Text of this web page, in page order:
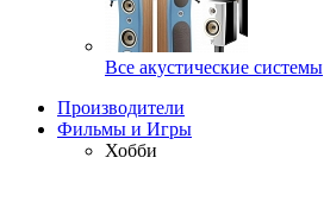
Все акустические системы
Производители
Фильмы и Игры
Хобби